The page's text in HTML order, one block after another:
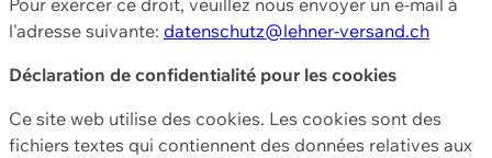
l'adresse suivante: datenschutz@lehner-versand.ch
Déclaration de confidentialité pour les cookies
Ce site web utilise des cookies. Les cookies sont des
fichiers textes qui contiennent des données relatives aux